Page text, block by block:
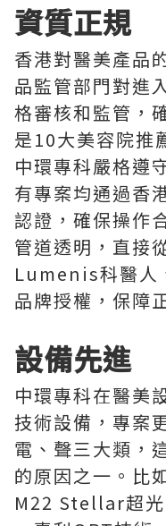
資質正規
香港對醫美產品
品監管部門對進
格審核和監管，
是10大美容院推
中環專科嚴格遵
有專案均通過香
認證，確保操作
管道透明，直接
Lumenis科醫
品牌授權，保障
設備先進
中環專科在醫美
技術設備，專案
電、聲三大類，
的原因之一。比
M22 Stellar超光